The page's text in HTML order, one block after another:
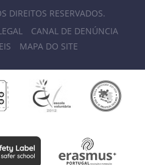
DIREITOS RESERVADOS.
CANAL DE DENÚNCIA
MAPA DO SITE